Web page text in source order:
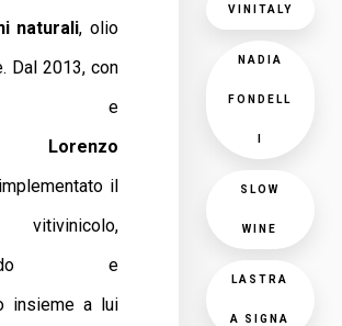
naturali, olio
Dal 2013, con
e
Lorenzo
il
e
insieme a lui
VINITALY
NADIA
FONDELL
SLOW
WINE
LASTRA
A SIGNA